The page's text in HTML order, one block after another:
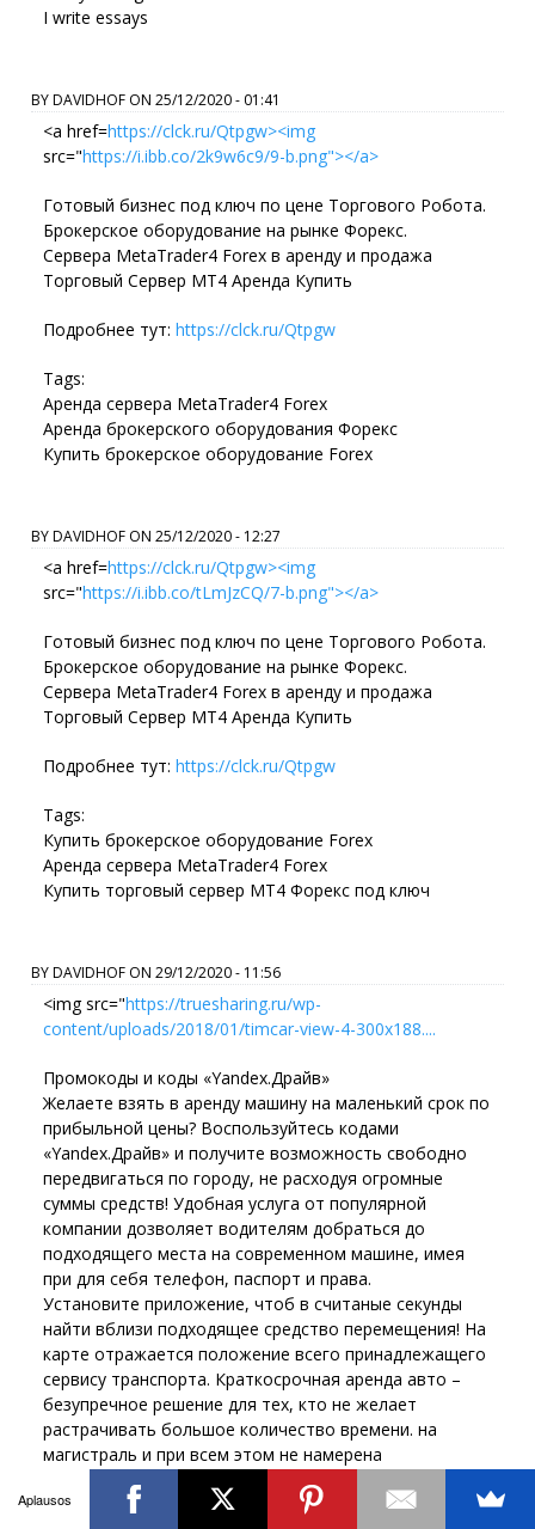
I write essays
BYDAVIDHOF ON 25/12/2020 - 01:41
<a href=https://clck.ru/Qtpgw><img
src="https://i.ibb.co/2k9w6c9/9-b.png"></a>
Готовый бизнес под ключ по цене Торгового Робота.
Брокерское оборудование на рынке Форекс.
Сервера MetaTrader4 Forex в аренду и продажа
Торговый Сервер МТ4 Аренда Купить
Подробнее тут: https://clck.ru/Qtpgw
Tags:
Аренда сервера MetaTrader4 Forex
Аренда брокерского оборудования Форекс
Купить брокерское оборудование Forex
BYDAVIDHOF ON 25/12/2020 - 12:27
<a href=https://clck.ru/Qtpgw><img
src="https://i.ibb.co/tLmJzCQ/7-b.png"></a>
Готовый бизнес под ключ по цене Торгового Робота.
Брокерское оборудование на рынке Форекс.
Сервера MetaTrader4 Forex в аренду и продажа
Торговый Сервер МТ4 Аренда Купить
Подробнее тут: https://clck.ru/Qtpgw
Tags:
Купить брокерское оборудование Forex
Аренда сервера MetaTrader4 Forex
Купить торговый сервер МТ4 Форекс под ключ
BYDAVIDHOF ON 29/12/2020 - 11:56
<img src="https://truesharing.ru/wp-
content/uploads/2018/01/timcar-view-4-300x188....
Промокоды и коды «Yandex.Драйв»
Желаете взять в аренду машину на маленький срок по
прибыльной цены? Воспользуйтесь кодами
«Yandex.Драйв» и получите возможность свободно
передвигаться по городу, не расходуя огромные
суммы средств! Удобная услуга от популярной
компании дозволяет водителям добраться до
подходящего места на современном машине, имея
при для себя телефон, паспорт и права.
Установите приложение, чтоб в считаные секунды
найти вблизи подходящее средство перемещения! На
карте отражается положение всего принадлежащего
сервису транспорта. Краткосрочная аренда авто –
безупречное решение для тех, кто не желает
растрачивать большое количество времени. на
магистраль и при всем этом не намерена
переплачивать за такси.
На нашем веб-сайте вас ожидают животрепещущие
Aplausos